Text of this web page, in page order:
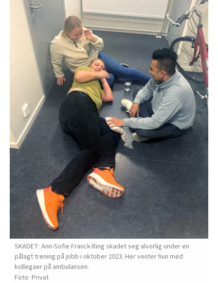
SKADET: Ann-Sofie Franck-Ring skadet seg alvorlig under en
pålagt trening på jobb i oktober 2023. Her venter hun med
kollegaer på ambulansen.
Privat